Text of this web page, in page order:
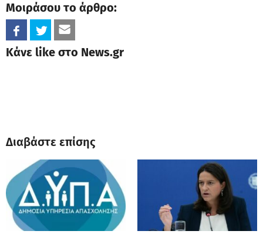
Μοιράσου το άρθρο:
Κάνε like στο News.gr
Διαβάστε επίσης